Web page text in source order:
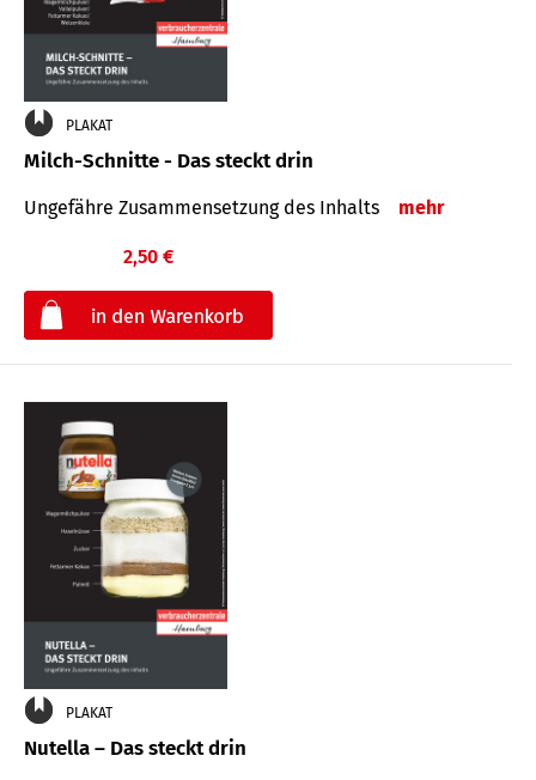
PLAKAT
Milch-Schnitte - Das steckt drin
Ungefähre Zu­sammen­setzung des Inhalts mehr
2,50 €
PLAKAT
Nutella – Das steckt drin